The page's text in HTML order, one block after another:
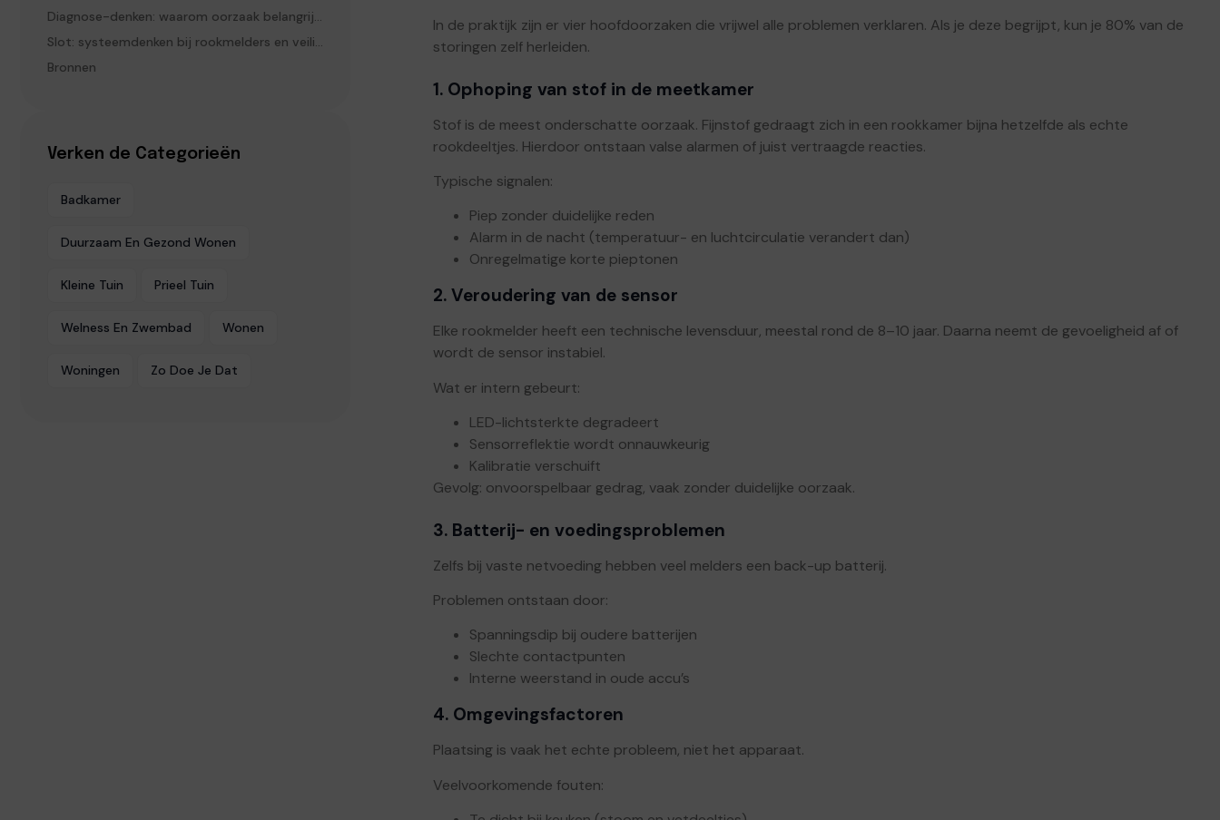
Diagnose-denken: waarom oorzaak belangrijker is dan resetten
Slot: systeemdenken bij rookmelders en veiligheidsmelders
Bronnen
Verken de Categorieën
Badkamer
Duurzaam En Gezond Wonen
Kleine Tuin Prieel Tuin
Welness En Zwembad Wonen
Woningen Zo Doe Je Dat
In de praktijk zijn er vier hoofdoorzaken die vrijwel alle problemen verklaren. Als je deze begrijpt, kun je 80% van de
storingen zelf herleiden.
1. Ophoping van stof in de meetkamer
Stof is de meest onderschatte oorzaak. Fijnstof gedraagt zich in een rookkamer bijna hetzelfde als echte
rookdeeltjes. Hierdoor ontstaan valse alarmen of juist vertraagde reacties.
Typische signalen:
Piep zonder duidelijke reden
Alarm in de nacht (temperatuur- en luchtcirculatie verandert dan)
Onregelmatige korte pieptonen
2. Veroudering van de sensor
Elke rookmelder heeft een technische levensduur, meestal rond de 8–10 jaar. Daarna neemt de gevoeligheid af of
wordt de sensor instabiel.
Wat er intern gebeurt:
LED-lichtsterkte degradeert
Sensorreflektie wordt onnauwkeurig
Kalibratie verschuift
Gevolg: onvoorspelbaar gedrag, vaak zonder duidelijke oorzaak.
3. Batterij- en voedingsproblemen
Zelfs bij vaste netvoeding hebben veel melders een back-up batterij.
Problemen ontstaan door:
Spanningsdip bij oudere batterijen
Slechte contactpunten
Interne weerstand in oude accu’s
4. Omgevingsfactoren
Plaatsing is vaak het echte probleem, niet het apparaat.
Veelvoorkomende fouten: